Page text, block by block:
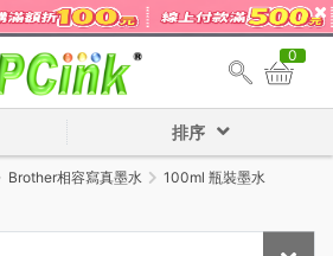
0
排序
Brother相容寫真墨水 100ml 瓶裝墨水